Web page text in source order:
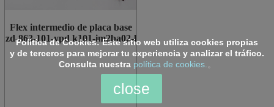
Flex intermedio de placa base
zd-863-101-ypd k101-im2ba02-l
Política de Cookies:Este sitio web utiliza cookies propias
y de terceros para mejorar tu experiencia y analizar el tráfico.
Consulta nuestra política de cookies. 。
close